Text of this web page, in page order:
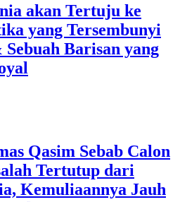
akan Tertuju ke
yang Tersembunyi
Barisan yang
Qasim Sebab Calon
Tertutup dari
Kemuliaannya Jauh